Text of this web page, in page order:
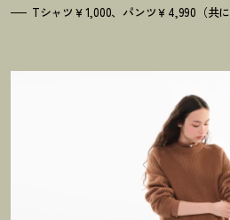
Tシャツ￥1,000、パンツ￥4,990（共